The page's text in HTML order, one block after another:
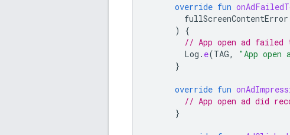
override fun
fullScreenContentError
)
{
// App open ad failed
Log . e(TAG, "App
}
override fun
// App open ad did
}